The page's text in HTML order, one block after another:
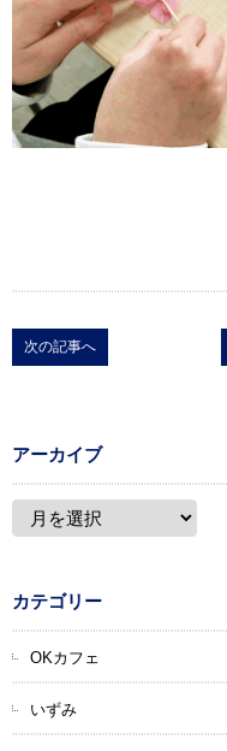
次の記事へ
アーカイブ
カテゴリー
OKカフェ
いずみ